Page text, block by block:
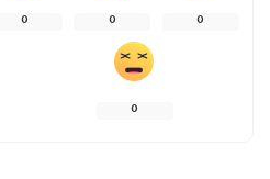
0
0
0
0